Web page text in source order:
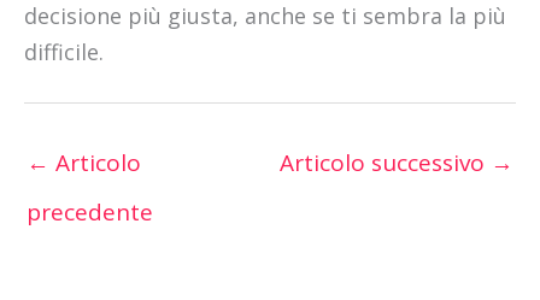
decisione più giusta, anche se ti sembra la più
difficile.
← Articolo
precedente
Articolo successivo →